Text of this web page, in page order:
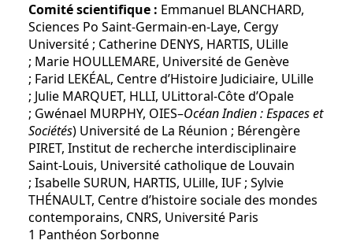
Comité scientifique : Emmanuel BLANCHARD,
Sciences Po Saint-Germain-en-Laye, Cergy
Université ; Catherine DENYS, HARTIS, ULille
; Marie HOULLEMARE, Université de Genève
; Farid LEKÉAL, Centre d’Histoire Judiciaire, ULille
; Julie MARQUET, HLLI, ULittoral-Côte d’Opale
; Gwénael MURPHY, OIES–Océan Indien : Espaces et
Sociétés) Université de La Réunion ; Bérengère
PIRET, Institut de recherche interdisciplinaire
Saint-Louis, Université catholique de Louvain
; Isabelle SURUN, HARTIS, ULille, IUF ; Sylvie
THÉNAULT, Centre d’histoire sociale des mondes
contemporains, CNRS, Université Paris
1 Panthéon Sorbonne